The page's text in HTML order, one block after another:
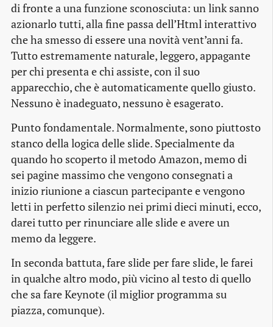
di fronte a una funzione sconosciuta: un link sanno
azionarlo tutti, alla fine passa dell’Html interattivo
che ha smesso di essere una novità vent’anni fa.
Tutto estremamente naturale, leggero, appagante
per chi presenta e chi assiste, con il suo
apparecchio, che è automaticamente quello giusto.
Nessuno è inadeguato, nessuno è esagerato.
Punto fondamentale. Normalmente, sono piuttosto
stanco della logica delle slide. Specialmente da
quando ho scoperto il metodo Amazon, memo di
sei pagine massimo che vengono consegnati a
inizio riunione a ciascun partecipante e vengono
letti in perfetto silenzio nei primi dieci minuti, ecco,
darei tutto per rinunciare alle slide e avere un
memo da leggere.
In seconda battuta, fare slide per fare slide, le farei
in qualche altro modo, più vicino al testo di quello
che sa fare Keynote (il miglior programma su
piazza, comunque).